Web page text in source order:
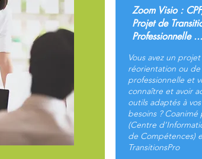
Zoom Visio :
Projet de
Professionnelle ...
Vous avez un
réorientation ou de
professionnelle et
connaître et avoir
outils adaptés à
besoins ? Coanimé
(Centre
de Compétences)
TransitionsPro